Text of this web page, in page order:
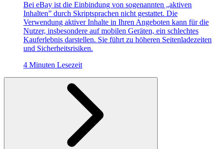
Bei eBay ist die Einbindung von sogenannten „aktiven
Inhalten” durch Skriptsprachen nicht gestattet. Die
Verwendung aktiver Inhalte in Ihren Angeboten kann für die
Nutzer, insbesondere auf mobilen Geräten, ein schlechtes
Kauferlebnis darstellen. Sie führt zu höheren Seitenladezeiten
und Sicherheitsrisiken.
4 Minuten Lesezeit